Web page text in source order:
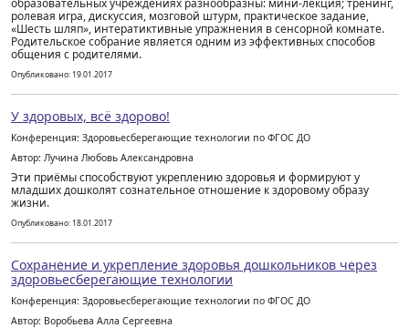
образовательных учреждениях разнообразны: мини-лекция; тренинг,
ролевая игра, дискуссия, мозговой штурм, практическое задание,
«Шесть шляп», интератиктивные упражнения в сенсорной комнате.
Родительское собрание является одним из эффективных способов
общения с родителями.
Опубликовано: 19.01.2017
У здоровых, всё здорово!
Конференция: Здоровьесберегающие технологии по ФГОС ДО
Автор: Лучина Любовь Александровна
Эти приёмы способствуют укреплению здоровья и формируют у
младших дошколят сознательное отношение к здоровому образу
жизни.
Опубликовано: 18.01.2017
Сохранение и укрепление здоровья дошкольников через
здоровьесберегающие технологии
Конференция: Здоровьесберегающие технологии по ФГОС ДО
Автор: Воробьева Алла Сергеевна